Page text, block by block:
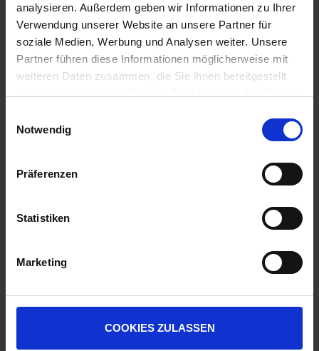
analysieren. Außerdem geben wir Informationen zu Ihrer
Verwendung unserer Website an unsere Partner für
soziale Medien, Werbung und Analysen weiter. Unsere
Partner führen diese Informationen möglicherweise mit
weiteren Daten zusammen, die Sie ihnen bereitgestellt
Notwendig
Präferenzen
Statistiken
Marketing
COOKIES ZULASSEN
3,44 € / St
3,44 €pro 1 Stück
4,09 €
inkl. 19% MwSt.,zzgl. Versandkosten
Lieferung voraussichtlich ab Mittwoch, 12. August 2026
QTY_CONTROL_DECREASE